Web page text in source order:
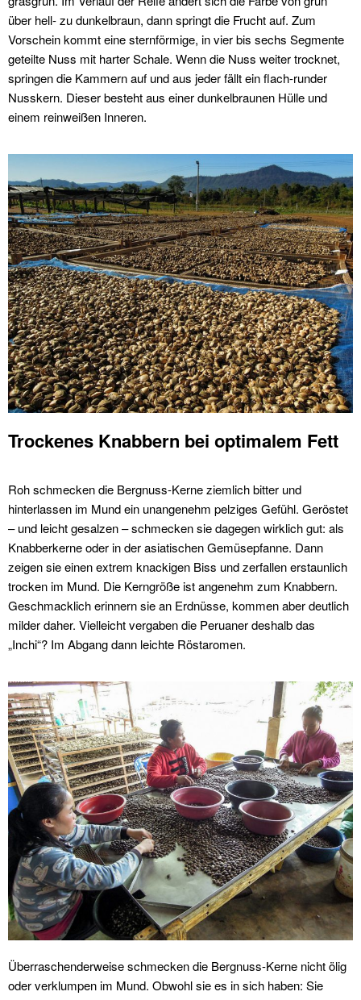
über hell- zu dunkelbraun, dann springt die Frucht auf. Zum
Vorschein kommt eine sternförmige, in vier bis sechs Segmente
geteilte Nuss mit harter Schale. Wenn die Nuss weiter trocknet,
springen die Kammern auf und aus jeder fällt ein flach-runder
Nusskern. Dieser besteht aus einer dunkelbraunen Hülle und
einem reinweißen Inneren.
Trockenes Knabbern bei optimalem Fett
Roh schmecken die Bergnuss-Kerne ziemlich bitter und
hinterlassen im Mund ein unangenehm pelziges Gefühl. Geröstet
– und leicht gesalzen – schmecken sie dagegen wirklich gut: als
Knabberkerne oder in der asiatischen Gemüsepfanne. Dann
zeigen sie einen extrem knackigen Biss und zerfallen erstaunlich
trocken im Mund. Die Kerngröße ist angenehm zum Knabbern.
Geschmacklich erinnern sie an Erdnüsse, kommen aber deutlich
milder daher. Vielleicht vergaben die Peruaner deshalb das
„Inchi“? Im Abgang dann leichte Röstaromen.
Überraschenderweise schmecken die Bergnuss-Kerne nicht ölig
oder verklumpen im Mund. Obwohl sie es in sich haben: Sie